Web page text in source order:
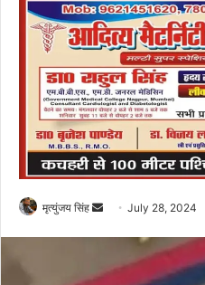
मृत्युंजय सिंह
SendJuly 28, 2024